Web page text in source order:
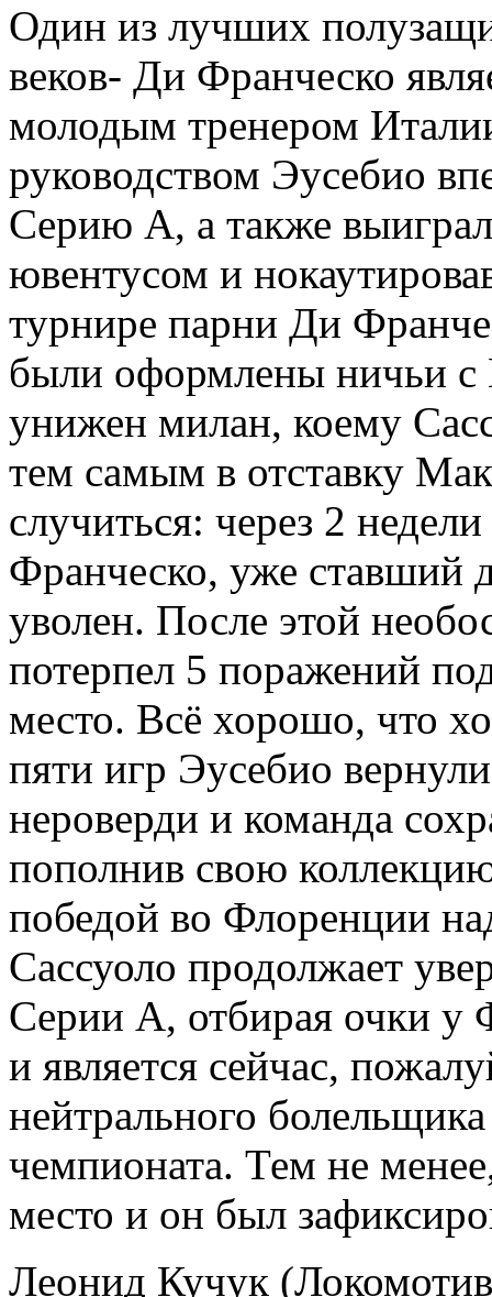
Один из лучших
веков- Ди Франческо
молодым тренером
руководством Эусебио
Серию А, а также
ювентусом и
турнире парни Ди
были оформлены ничьи
унижен милан, коему
тем самым в отставку
случиться: через 2
Франческо, уже ставший
уволен. После этой
потерпел 5 поражений
место. Всё хорошо, что
пяти игр Эусебио
нероверди и команда
пополнив свою
победой во Флоренции
Сассуоло продолжает
Серии А, отбирая очки
и является сейчас,
нейтрального
чемпионата. Тем не
место и он был
Леонид Кучук